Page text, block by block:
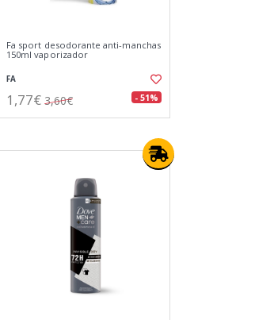
Fa sport desodorante anti-manchas
150ml vaporizador
FA
1,77€ 3,60€ - 51%